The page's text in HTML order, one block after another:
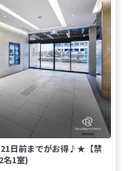
日前までがお得♪★【禁
名1室)